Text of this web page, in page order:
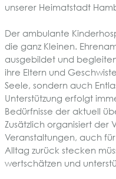
unserer Heimatstadt
Der ambulante
die ganz Kleinen.
ausgebildet und
ihre Eltern und
Seele, sondern auch
Unterstützung erfolgt
Bedürfnisse der aktuell
Zusätzlich organisiert der
Veranstaltungen, auch
Alltag zurück stecken
wertschätzen und